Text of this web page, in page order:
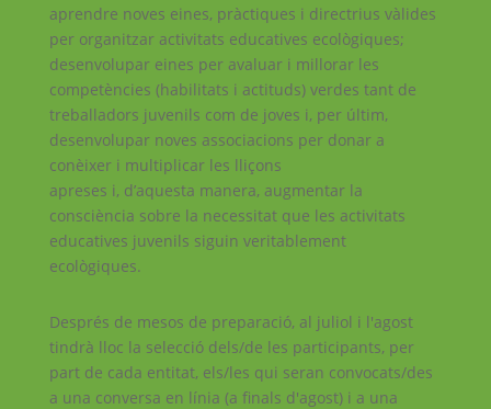
aprendre noves eines, pràctiques i directrius vàlides
per organitzar activitats educatives ecològiques;
desenvolupar eines per avaluar i millorar les
competències (habilitats i actituds) verdes tant de
treballadors juvenils com de joves i, per últim,
desenvolupar noves associacions per donar a
conèixer i multiplicar les lliçons
apreses i, d’aquesta manera, augmentar la
consciència sobre la necessitat que les activitats
educatives juvenils siguin veritablement
ecològiques.
Després de mesos de preparació, al juliol i l'agost
tindrà lloc la selecció dels/de les participants, per
part de cada entitat, els/les qui seran convocats/des
a una conversa en línia (a finals d'agost) i a una